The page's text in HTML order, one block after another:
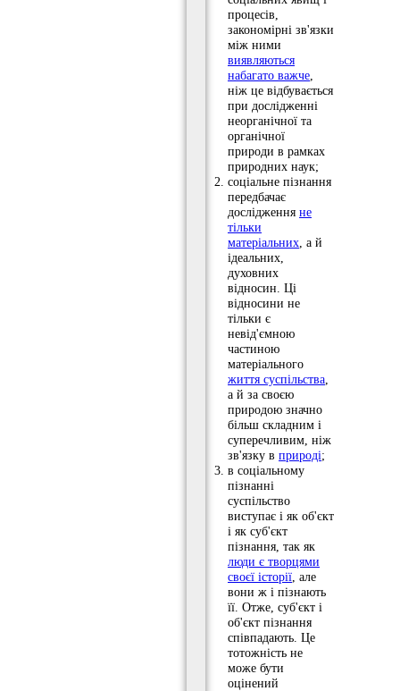
процесів,
закономірні зв'язки
між ними
виявляються
набагато важче,
ніж це відбувається
при дослідженні
неорганічної та
органічної
природи в рамках
природних наук;
соціальне пізнання
передбачає
дослідження не
тільки
матеріальних, а й
ідеальних,
духовних
відносин. Ці
відносини не
тільки є
невід'ємною
частиною
матеріального
життя суспільства,
а й за своєю
природою значно
більш складним і
суперечливим, ніж
зв'язку в природі;
в соціальному
пізнанні
суспільство
виступає і як об'єкт
і як суб'єкт
пізнання, так як
люди є творцями
своєї історії, але
вони ж і пізнають
її. Отже, суб'єкт і
об'єкт пізнання
співпадають. Це
тотожність не
може бути
оцінений